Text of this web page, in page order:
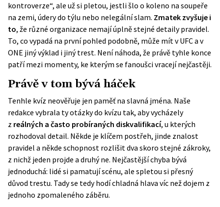
kontroverze“, ale už si pletou, jestli šlo o koleno na soupeře
na zemi, údery do týlu nebo nelegální slam. Zmatek zvyšuje i
to, že různé organizace nemají úplně stejné detaily pravidel.
To, co vypadá na první pohled podobně, může mít v UFC a v
ONE jiný výklad i jiný trest. Není náhoda, že právě tyhle konce
patří mezi momenty, ke kterým se fanoušci vracejí nejčastěji.
Právě v tom bývá háček
Tenhle kvíz neověřuje jen paměť na slavná jména. Naše
redakce vybrala ty otázky do kvízu tak, aby vycházely
z reálných a často probíraných diskvalifikací, u kterých
rozhodoval detail. Někde je klíčem postřeh, jinde znalost
pravidel a někde schopnost rozlišit dva skoro stejné zákroky,
z nichž jeden projde a druhý ne. Nejčastější chyba bývá
jednoduchá: lidé si pamatují scénu, ale spletou si přesný
důvod trestu. Tady se tedy hodí chladná hlava víc než dojem z
jednoho zpomaleného záběru.